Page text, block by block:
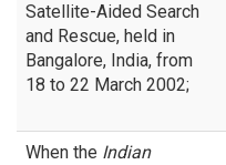
Satellite-Aided Search
and Rescue, held in
Bangalore, India, from
18 to 22 March 2002;
When the Indian